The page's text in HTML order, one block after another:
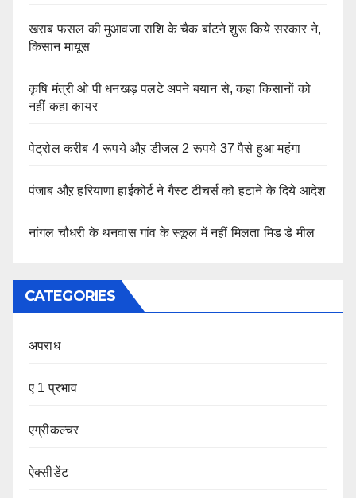
खराब फसल की मुआवजा राशि के चैक बांटने शुरू किये सरकार ने,
किसान मायूस
कृषि मंत्री ओ पी धनखड़ पलटे अपने बयान से, कहा किसानों को
नहीं कहा कायर
पेट्रोल करीब 4 रूपये औऱ डीजल 2 रूपये 37 पैसे हुआ महंगा
पंजाब औऱ हरियाणा हाईकोर्ट ने गैस्ट टीचर्स को हटाने के दिये आदेश
नांगल चौधरी के थनवास गांव के स्कूल में नहीं मिलता मिड डे मील
CATEGORIES
अपराध
ए 1 प्रभाव
एग्रीकल्चर
ऐक्सीडेंट